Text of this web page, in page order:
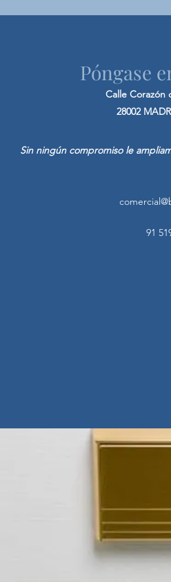
Póngase
Calle Corazón
28002
Sin ningún compromiso le
91